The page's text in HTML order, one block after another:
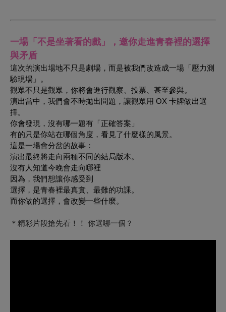
一場「不是坐著看的戲」，邀你走進青春裡的選擇
與矛盾
這次的演出場地不只是劇場，而是被我們改造成一場「壓力測
驗現場」。
觀眾不只是觀眾，你將會進行觀察、投票、甚至參與。
演出當中，我們會不時拋出問題，讓觀眾用 OX 卡牌做出選
擇。
你會發現，沒有哪一題有「正確答案」
有的只是你站在哪個角度，看見了什麼樣的風景。
這是一場會分岔的故事：
演出最終將走向兩種不同的結局版本。
沒有人知道今晚會走向哪裡
因為，我們想讓你感受到
選擇，是青春裡最真實、最難的功課。
而你做的選擇，會改變一些什麼。
＊精彩片段搶先看！！ 你選哪一個？